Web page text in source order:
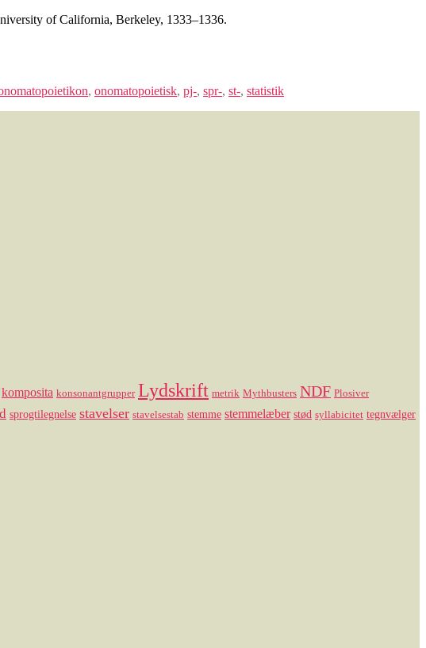
of California, Berkeley, 1333–1336.
, onomatopoietisk, pj-, spr-, st-, statistik
komposita konsonantgrupper Lydskrift metrik Mythbusters NDF Plosiver
sprogtilegnelse stavelser stavelsestab stemme stemmelæber stød syllabicitet tegnvælger